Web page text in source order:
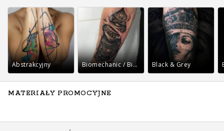
Abstrakcyjny Biomechanic / Bio-organic Black & Grey
MATERIAŁY PROMOCYJNE